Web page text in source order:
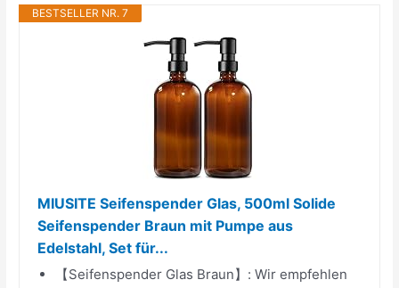
BESTSELLER NR. 7
MIUSITE Seifenspender Glas, 500ml Solide
Seifenspender Braun mit Pumpe aus
Edelstahl, Set für...
【Seifenspender Glas Braun】: Wir empfehlen